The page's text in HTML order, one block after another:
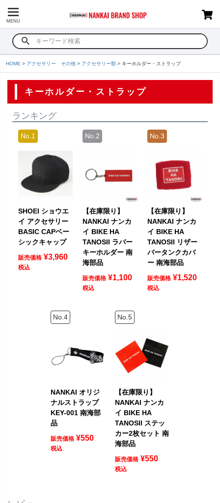
MENU
HOME アクセサリー その他 アクセサリー類 キーホルダー・ストラップ
キーホルダー・ストラップ
ランキング
SHOEI ショウエ
イ アクセサリー
BASIC CAPベー
シックキャップ
販売価格 ¥3,960
税込
【在庫限り】
NANKAI ナンカ
イ BIKE HA
TANOSII ラバー
キーホルダー 南
海部品
販売価格 ¥1,100
税込
【在庫限り】
NANKAI ナンカ
イ BIKE HA
TANOSII リザー
バータンクカバ
ー 南海部品
販売価格 ¥1,520
税込
NANKAI オリジ
ナルストラップ
KEY-001 南海部
品
販売価格 ¥550
税込
【在庫限り】
NANKAI ナンカ
イ BIKE HA
TANOSII ステッ
カー2枚セット 南
海部品
販売価格 ¥550
税込